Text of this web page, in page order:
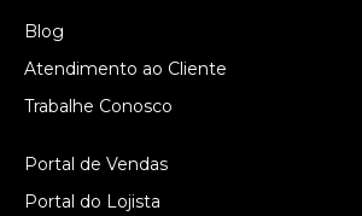
Blog
Atendimento ao Cliente
Trabalhe Conosco
Portal de Vendas
Portal do Lojista